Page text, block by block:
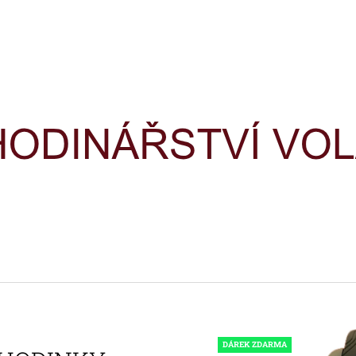
DÁREK ZDARMA
HLEDAT
TIMEX IRONMAN
HODINKY
TRIATHLON